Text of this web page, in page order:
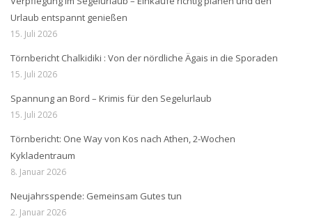
Urlaub entspannt genießen
15. Juli 2026
Törnbericht Chalkidiki : Von der nördliche Ägais in die Sporaden
15. Juli 2026
Spannung an Bord – Krimis für den Segelurlaub
15. Juli 2026
Törnbericht: One Way von Kos nach Athen, 2-Wochen
Kykladentraum
8. Januar 2026
Neujahrsspende: Gemeinsam Gutes tun
2. Januar 2026